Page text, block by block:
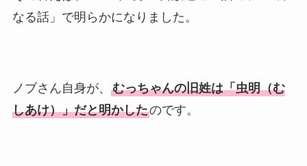
なる話」で明らかになりました。
ノブさん自身が、 むっちゃんの旧姓は「虫明（む
しあけ）」だと明かしたのです。